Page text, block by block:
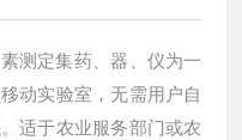
测定集药、器、仪为一
动实验室，无需用户自
适于农业服务部门或农